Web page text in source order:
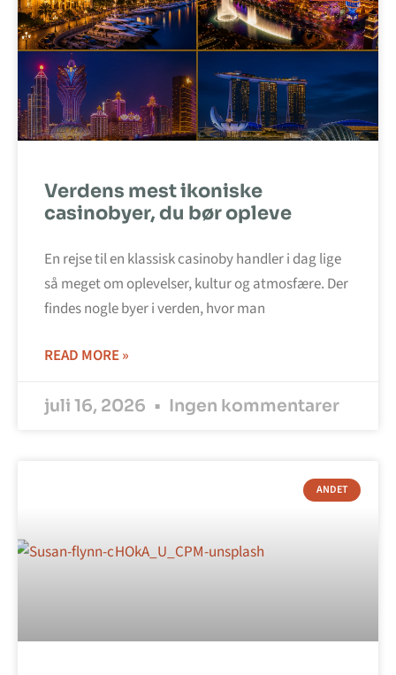
Verdens mest ikoniske
casinobyer, du bør opleve
En rejse til en klassisk casinoby handler i dag lige
så meget om oplevelser, kultur og atmosfære. Der
findes nogle byer i verden, hvor man
READ MORE »
juli 16, 2026 Ingen kommentarer
ANDET